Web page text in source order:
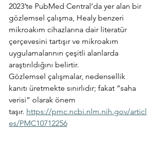
2023’te PubMed Central’da yer alan bir
gözlemsel çalışma, Healy benzeri
mikroakım cihazlarına dair literatür
çerçevesini tartışır ve mikroakım
uygulamalarının çeşitli alanlarda
araştırıldığını belirtir.
Gözlemsel çalışmalar, nedensellik
kanıtı üretmekte sınırlıdır; fakat “saha
verisi” olarak önem
taşır. https://pmc.ncbi.nlm.nih.gov/articl
es/PMC10712256